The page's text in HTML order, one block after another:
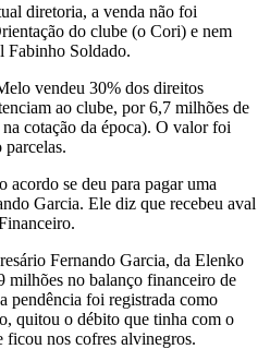
diretoria, a venda não foi
do clube (o Cori) e nem
Fabinho Soldado.
vendeu 30% dos direitos
ao clube, por 6,7 milhões de
cotação da época). O valor foi
acordo se deu para pagar uma
Garcia. Ele diz que recebeu aval
Fernando Garcia, da Elenko
milhões no balanço financeiro de
pendência foi registrada como
quitou o débito que tinha com o
ficou nos cofres alvinegros.